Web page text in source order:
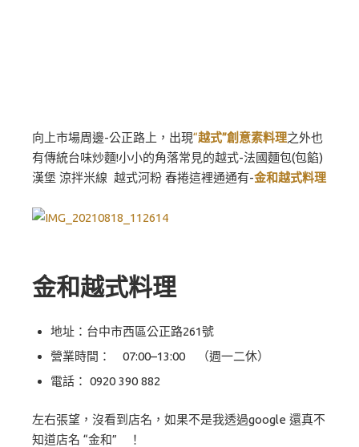
向上市場周邊-公正路上，出現“越式”創意素料理之外也
有傳統台味炒麵!小小的角落常見的越式-法國麵包(包餡)
漢堡 涼拌米線 越式河粉 春捲這裡通通有-金和越式料理
金和越式料理
地址：台中市西區公正路261號
營業時間： 07:00–13:00 （週一二休）
電話： 0920 390 882
左右張望，沒看到店名，如果不是我透過google 還真不
知道店名 “金和” ！